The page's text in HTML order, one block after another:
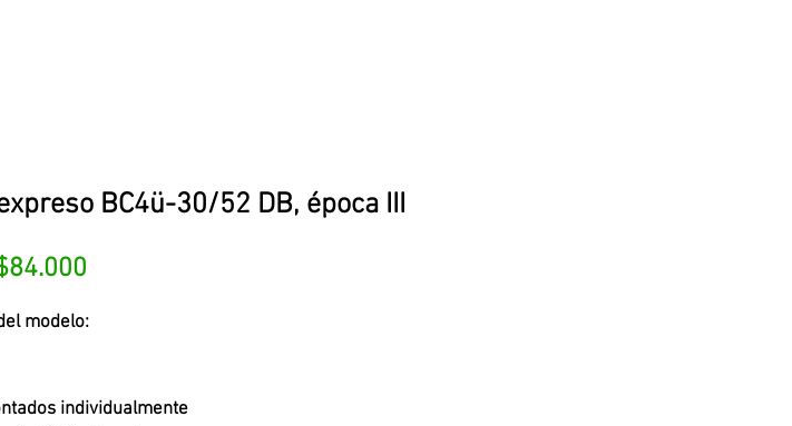
BC4ü-30/52 DB, época III
modelo:
individualmente